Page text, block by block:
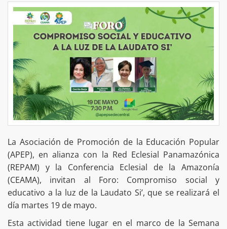
La Asociación de Promoción de la Educación Popular
(APEP), en alianza con la Red Eclesial Panamazónica
(REPAM) y la Conferencia Eclesial de la Amazonía
(CEAMA), invitan al Foro: Compromiso social y
educativo a la luz de la Laudato Si’, que se realizará el
día martes 19 de mayo.
Esta actividad tiene lugar en el marco de la Semana